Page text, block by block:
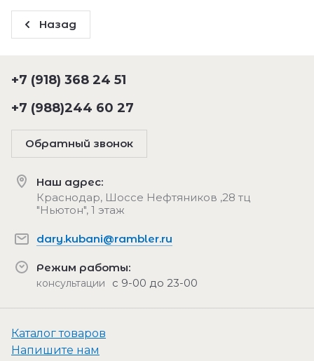
Назад
+7 (918) 368 24 51
+7 (988)244 60 27
Обратный звонок
Наш адрес:
Краснодар, Шоссе Нефтяников ,28 тц
"Ньютон", 1 этаж
dary.kubani@rambler.ru
Режим работы:
консультации с 9-00 до 23-00
Каталог товаров
Напишите нам